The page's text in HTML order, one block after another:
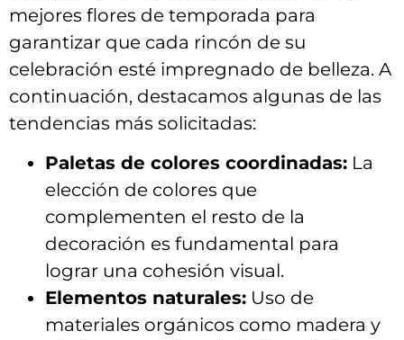
mejores flores de‌ temporada para
garantizar que cada rincón de su
celebración esté⁢ impregnado‍ de belleza. A‌
continuación, destacamos algunas ⁣de⁢ las
tendencias más solicitadas:
Paletas⁣ de colores coordinadas: La
‍elección de colores que
complementen el⁤ resto⁢ de⁣ la
decoración es fundamental‍ para
lograr una cohesión‍ visual.
Elementos naturales: Uso‍ de
materiales ‍orgánicos como madera‍ y